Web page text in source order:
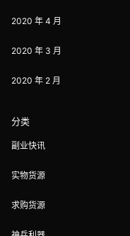
2020 年 4 月
2020 年 3 月
2020 年 2 月
分类
副业快讯
实物货源
求购货源